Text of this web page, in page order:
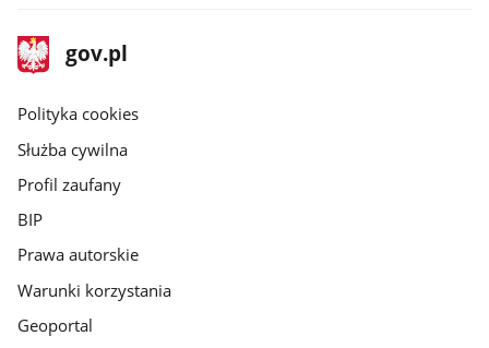
stopka
gov.pl
Strona
gov.pl
gov.pl
Polityka cookies
Służba cywilna
Profil zaufany
BIP
Prawa autorskie
Warunki korzystania
Geoportal